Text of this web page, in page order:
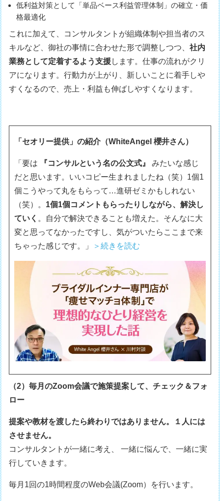
低利益対策として「単品ベース利益管理体制」の確立・価
格最適化
これに加えて、コンサルタントが組織体制や担当者のス
キルなど、御社の事情に合わせた形で調整しつつ、社内
業務として定着するよう支援します。仕事の流れがクリ
アになります。行動力が上がり、新しいことに着手しや
すくなるので、売上・利益も伸ばしやすくなります。
「セオリー提供」の紹介（WhiteAngel 櫻井さん）
「要は 『コンサルという名の公文式』
みたいな感じ
だと思います。いいコピー生まれましたね（笑）1個1
個こうやって丸をもらって…進研ゼミかもしれない
（笑）。 1個1個コメントもらったりしながら、解決し
ていく 。自分で解決できることも増えた。そんなに大
変と思ってなかったですし、気がついたらここまで来
ちゃった感じです。」
＞続きを読む
（2）毎月のZoom会議で施策提案して、チェック＆フォ
ロー
提案や教材を渡したら終わりではありません。１人には
させません。
コンサルタントが一緒に考え、 一緒に悩んで、一緒に実
行していきます。
毎月1回の1時間程度のWeb会議(Zoom）を行います。